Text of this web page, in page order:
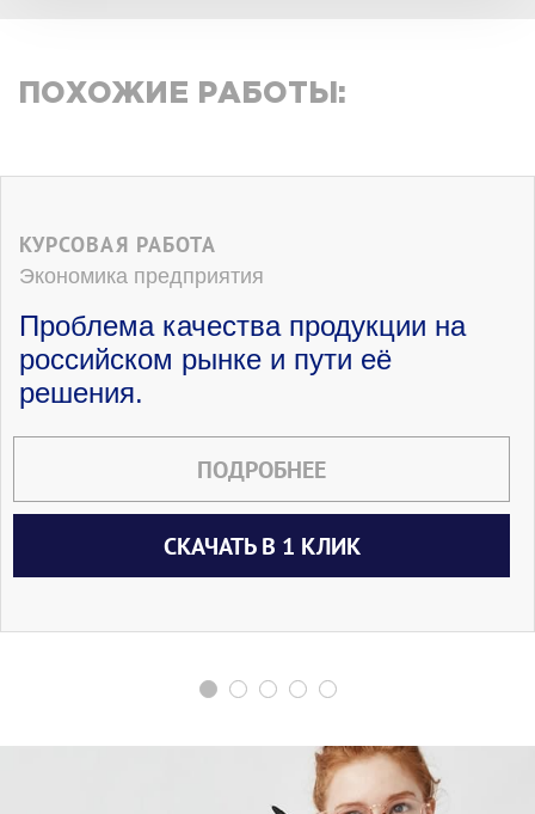
ПОХОЖИЕ РАБОТЫ:
КУРСОВАЯ РАБОТА
Экономика предприятия
Проблема качества продукции на
российском рынке и пути её
решения.
ПОДРОБНЕЕ
СКАЧАТЬ В 1 КЛИК